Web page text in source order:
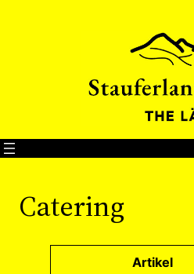
Catering
Artikel